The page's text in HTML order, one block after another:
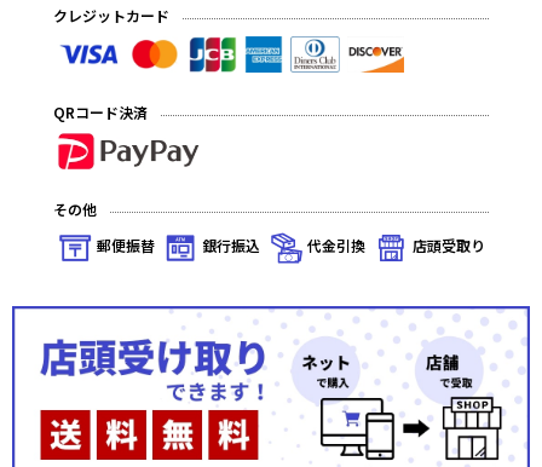
クレジットカード
QRコード決済
その他
郵便振替
銀行振込 代金引換 店頭受取り